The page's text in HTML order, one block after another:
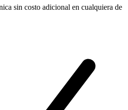
sin costo adicional en cualquiera de